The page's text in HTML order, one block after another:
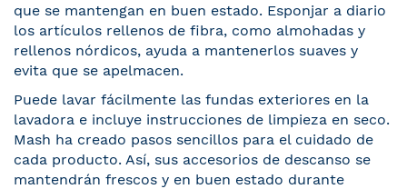
que se mantengan en buen estado. Esponjar a diario
los artículos rellenos de fibra, como almohadas y
rellenos nórdicos, ayuda a mantenerlos suaves y
evita que se apelmacen.
Puede lavar fácilmente las fundas exteriores en la
lavadora e incluye instrucciones de limpieza en seco.
Mash ha creado pasos sencillos para el cuidado de
cada producto. Así, sus accesorios de descanso se
mantendrán frescos y en buen estado durante